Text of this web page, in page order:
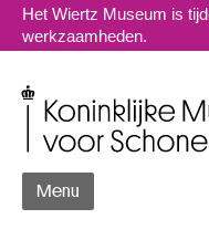
Het Wiertz Museum is
werkzaamheden.
Menu